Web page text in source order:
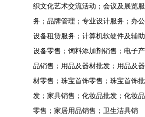
织文化艺术交流活动；会议及展览服
务；品牌管理；专业设计服务；办公
设备租赁服务；计算机软硬件及辅助
设备零售；饲料添加剂销售；电子产
品销售；用品及器材批发；用品及器
材零售；珠宝首饰零售；珠宝首饰批
发；家具销售；化妆品批发；化妆品
零售；家居用品销售；卫生洁具销